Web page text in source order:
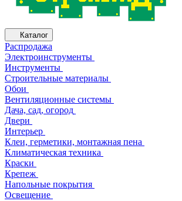
Каталог
Распродажа
Электроинструменты
Инструменты
Строительные материалы
Обои
Вентиляционные системы
Дача, сад, огород
Двери
Интерьер
Клеи, герметики, монтажная пена
Климатическая техника
Краски
Крепеж
Напольные покрытия
Освещение